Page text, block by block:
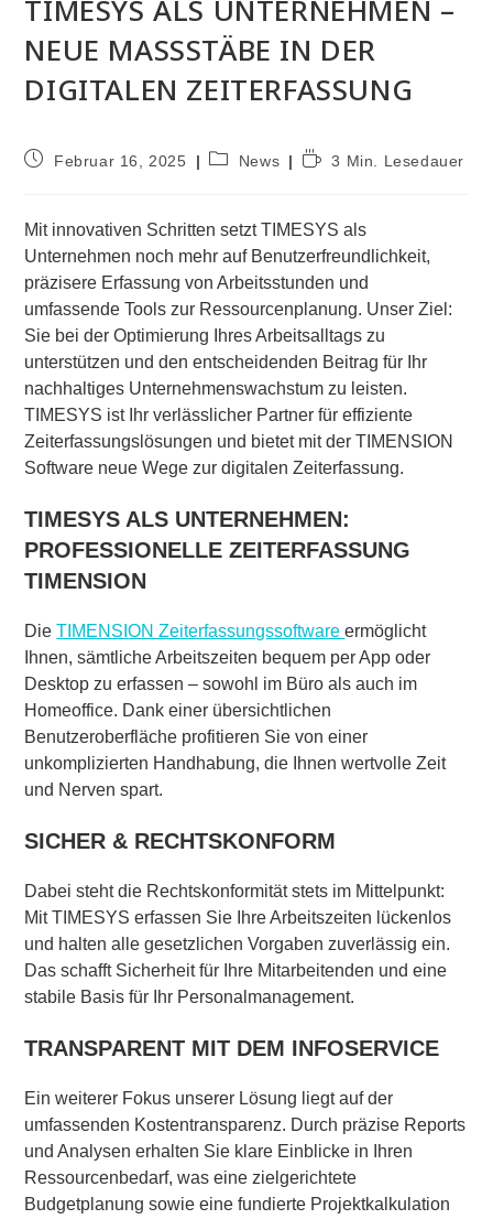
TIMESYS ALS UNTERNEHMEN –
NEUE MASSSTÄBE IN DER D
IGITALEN ZEITERFASSUNG
BeitragFebruar 16, 2025
Beitrags-
News Lesedauer:
3 Min. Lesedauer
Mit innovativen Schritten setzt TIMESYS als
Unternehmen noch mehr auf Benutzerfreundlichkeit,
präzisere Erfassung von Arbeitsstunden und
umfassende Tools zur Ressourcenplanung. Unser Ziel:
Sie bei der Optimierung Ihres Arbeitsalltags zu
unterstützen und den entscheidenden Beitrag für Ihr
nachhaltiges Unternehmenswachstum zu leisten.
TIMESYS ist Ihr verlässlicher Partner für effiziente
Zeiterfassungslösungen und bietet mit der TIMENSION
Software neue Wege zur digitalen Zeiterfassung.
TIMESYS ALS UNTERNEHMEN:
PROFESSIONELLE ZEITERFASSUNG
TIMENSION
DieTIMENSION Zeiterfassungssoftwareermöglicht
Ihnen, sämtliche Arbeitszeiten bequem per App oder
Desktop zu erfassen – sowohl im Büro als auch im
Homeoffice. Dank einer übersichtlichen
Benutzeroberfläche profitieren Sie von einer
unkomplizierten Handhabung, die Ihnen wertvolle Zeit
und Nerven spart.
SICHER & RECHTSKONFORM
Dabei steht die Rechtskonformität stets im Mittelpunkt:
Mit TIMESYS erfassen Sie Ihre Arbeitszeiten lückenlos
und halten alle gesetzlichen Vorgaben zuverlässig ein.
Das schafft Sicherheit für Ihre Mitarbeitenden und eine
stabile Basis für Ihr Personalmanagement.
TRANSPARENT MIT DEM INFOSERVICE
Ein weiterer Fokus unserer Lösung liegt auf der
umfassenden Kostentransparenz. Durch präzise Reports
und Analysen erhalten Sie klare Einblicke in Ihren
Ressourcenbedarf, was eine zielgerichtete
Budgetplanung sowie eine fundierte Projektkalkulation